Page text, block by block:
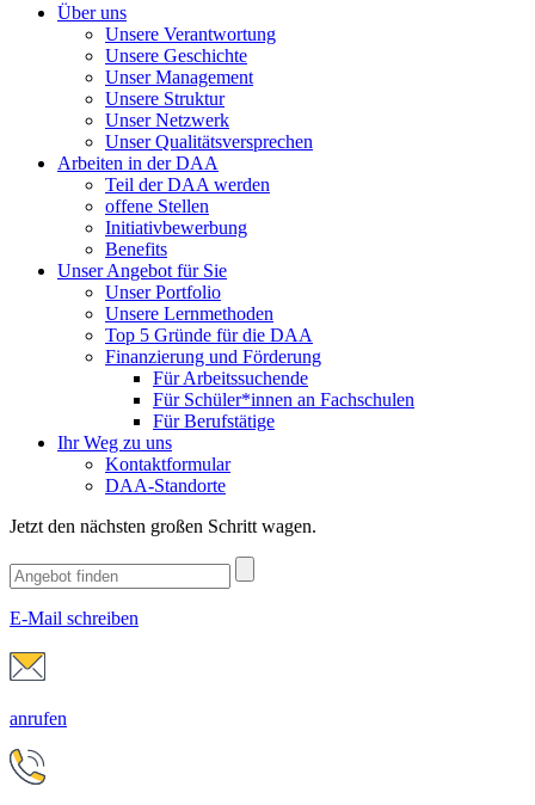
Über uns
Unsere Verantwortung
Unsere Geschichte
Unser Management
Unsere Struktur
Unser Netzwerk
Unser Qualitätsversprechen
Arbeiten in der DAA
Teil der DAA werden
offene Stellen
Initiativbewerbung
Benefits
Unser Angebot für Sie
Unser Portfolio
Unsere Lernmethoden
Top 5 Gründe für die DAA
Finanzierung und Förderung
Für Arbeitssuchende
Für Schüler*innen an Fachschulen
Für Berufstätige
Ihr Weg zu uns
Kontaktformular
DAA-Standorte
Jetzt den nächsten großen Schritt wagen.
E-Mail schreiben
anrufen